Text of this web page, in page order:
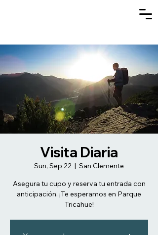
Visita Diaria
Sun, Sep 22
  |
San Clemente
Asegura tu cupo y reserva tu entrada con
anticipación. ¡Te esperamos en Parque
Tricahue!